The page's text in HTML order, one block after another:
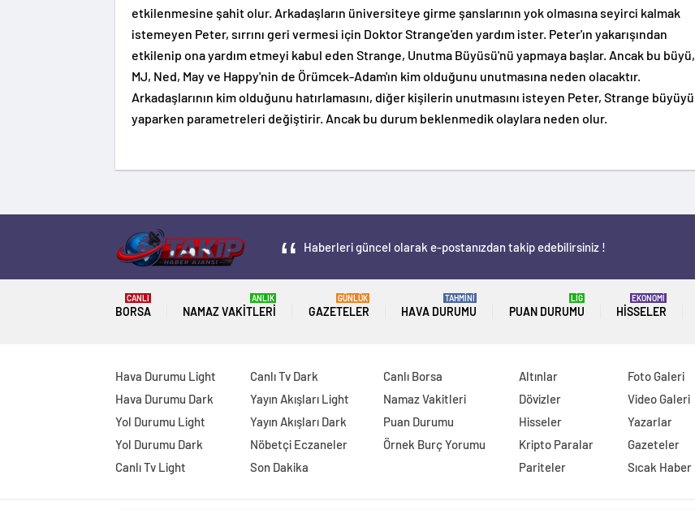
etkilenmesine şahit olur. Arkadaşların üniversiteye girme şanslarının yok olmasına seyirci kalmak
istemeyen Peter, sırrını geri vermesi için Doktor Strange'den yardım ister. Peter'ın yakarışından
etkilenip ona yardım etmeyi kabul eden Strange, Unutma Büyüsü'nü yapmaya başlar. Ancak bu büyü,
MJ, Ned, May ve Happy'nin de Örümcek-Adam'ın kim olduğunu unutmasına neden olacaktır.
Arkadaşlarının kim olduğunu hatırlamasını, diğer kişilerin unutmasını isteyen Peter, Strange büyüyü
yaparken parametreleri değiştirir. Ancak bu durum beklenmedik olaylara neden olur.
Haberleri güncel olarak e-postanızdan takip edebilirsiniz !
BORSA
CANLI
NAMAZ VAKITLERI
ANLIK
GAZETELER
GÜNLÜK
HAVA DURUMU
TAHMİNİ
PUAN DURUMU
LİG
HISSELER
EKONOMİ
Hava Durumu Light
Hava Durumu Dark
Yol Durumu Light
Yol Durumu Dark
Canlı Tv Light
Canlı Tv Dark
Yayın Akışları Light
Yayın Akışları Dark
Nöbetçi Eczaneler
Son Dakika
Canlı Borsa
Namaz Vakitleri
Puan Durumu
Örnek Burç Yorumu
Altınlar
Dövizler
Hisseler
Kripto Paralar
Pariteler
Foto Galeri
Video Galeri
Yazarlar
Gazeteler
Sıcak Haber